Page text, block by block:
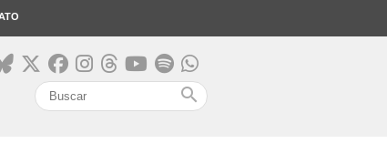
search